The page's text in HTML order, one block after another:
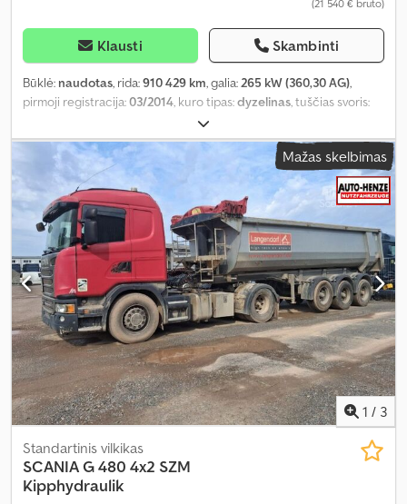
(21 540 € bruto)
Klausti Skambinti
Būklė: naudotas, rida:910 429 km, galia:265 kW (360,30 AG),
pirmoji registracija:03/2014, kuro tipas:dyzelinas, tuščias svoris:
, didžiausias leistinas svoris:
18 000 kg, padangos dydis:295/60 R22,5, ašių konfigūracija:4x2,
ratų bazė:5 300 mm , spalva:mėlyna , vairuotojo kabina: kitas,
pavaros tipas:automatinis Euro 6 , pakaba:oras,
sėdimų vietų skaičius:2, Įranga:
ABS, borto kompiuteris,
diferencialo užraktas, galinis keltuvas, kruizo kontrolė, oro
kondicionavimas, priekabos jungtis, trauki kontrolė, žemas
triukšmo lygis,
Mažas skelbimas
1 / 3
Standartinis vilkikas
SCANIAG 480 4x2 SZM
Kipphydraulik